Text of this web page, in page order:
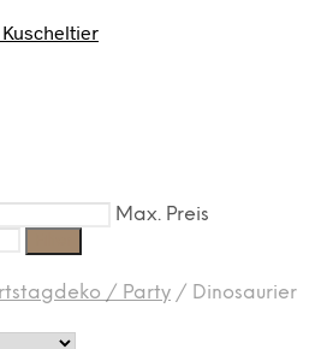
Max. Preis
/ Party / Dinosaurier